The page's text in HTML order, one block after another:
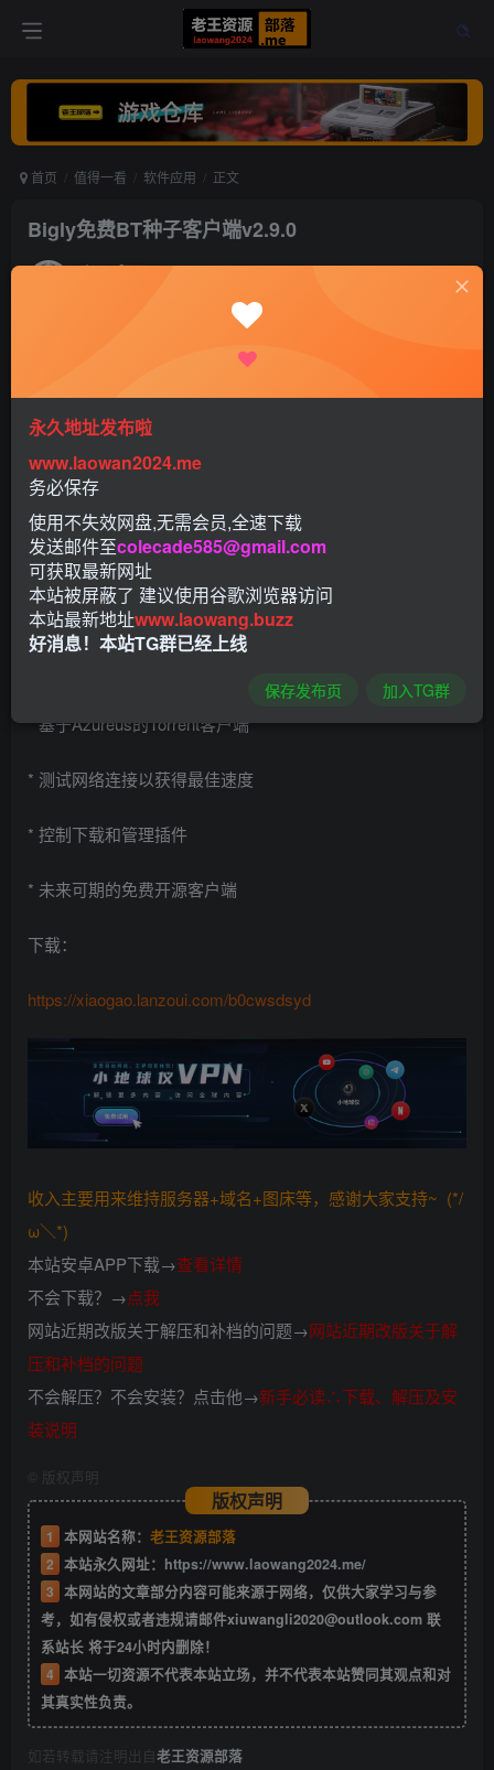
首页 值得一看 软件应用 正文
Bigly免费BT种子客户端v2.9.0
老王 打赏
软件介绍：
BiglyBT 是一个功能丰富的、开源的、无广告的、bittorrent
客户端。BiglyBT会测试你的Internet连接，以检测并应用最
佳速度设置，能够更快的帮助用户下载种子，软件还支持按
IP地址过滤源、限制上传和下载的速度等实用的功能。
* 基于Azureus的Torrent客户端
* 测试网络连接以获得最佳速度
* 控制下载和管理插件
* 未来可期的免费开源客户端
下载：
https://xiaogao.lanzoui.com/b0cwsdsyd
收入主要用来维持服务器+域名+图床等，感谢大家支持~ (*/
ω＼*)
本站安卓APP下载→查看详情
不会下载？→点我
网站近期改版关于解压和补档的问题→网站近期改版关于解
压和补档的问题
不会解压？不会安装？点击他→新手必读∴下载、解压及安
装说明
版权声明
版权声明
1 本网站名称： 老王资源部落
2 本站永久网址： https://www.laowang2024.me/
3 本网站的文章部分内容可能来源于网络，仅供大家学习与参
考，如有侵权或者违规请邮件xiuwangli2020@outlook.com 联
系站长 将于24小时内删除！
4 本站一切资源不代表本站立场，并不代表本站赞同其观点和对
其真实性负责。
如若转载请注明出自老王资源部落
永久地址发布啦
www.laowan2024.me
务必保存
使用不失效网盘,无需会员,全速下载
发送邮件至colecade585@gmail.com
可获取最新网址
本站被屏蔽了 建议使用谷歌浏览器访问
本站最新地址www.laowang.buzz
好消息！本站TG群已经上线
保存发布页 加入TG群